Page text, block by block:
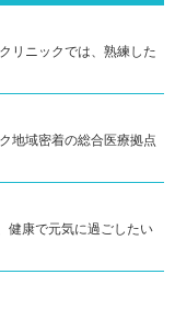
リニックでは、熟練した
地域密着の総合医療拠点
健康で元気に過ごしたい